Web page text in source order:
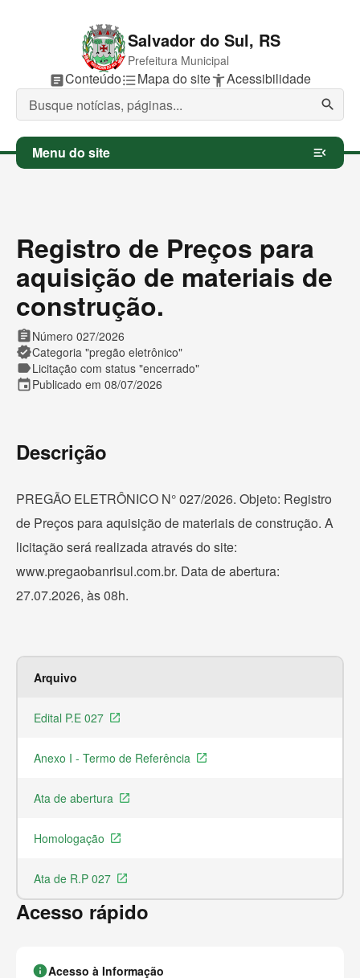
Salvador do Sul, RS
Prefeitura Municipal
search
article
P
u
l
a
p
a
r
Conteúdoformat_list_bulleted
P
u
l
a
p
r
Mapa do siteaccessibility_new
P
u
a
p
r
Acessibilidade
Menu do site menu_open
Registro de Preços para
aquisição de materiais de
construção.
assignmentNúmero 027/2026
verifiedCategoria "pregão eletrônico"
labelLicitação com status "encerrado"
eventPublicado em 08/07/2026
Descrição
PREGÃO ELETRÔNICO N° 027/2026. Objeto: Registro
de Preços para aquisição de materiais de construção. A
licitação será realizada através do site:
www.pregaobanrisul.com.br. Data de abertura:
27.07.2026, às 08h.
Arquivo
Edital P.E 027 launch
Anexo I - Termo de Referência launch
Ata de abertura launch
Homologação launch
Ata de R.P 027 launch
Acesso rápido
infoAcesso à Informação